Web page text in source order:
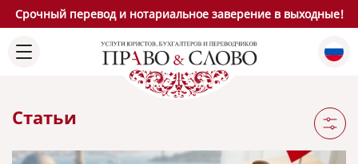
Срочный перевод и нотариальное заверение в выходные!
Статьи